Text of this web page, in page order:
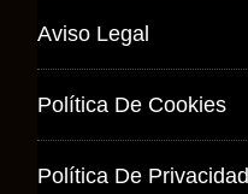
Aviso Legal
Política De Cookies
Política De Privacidad